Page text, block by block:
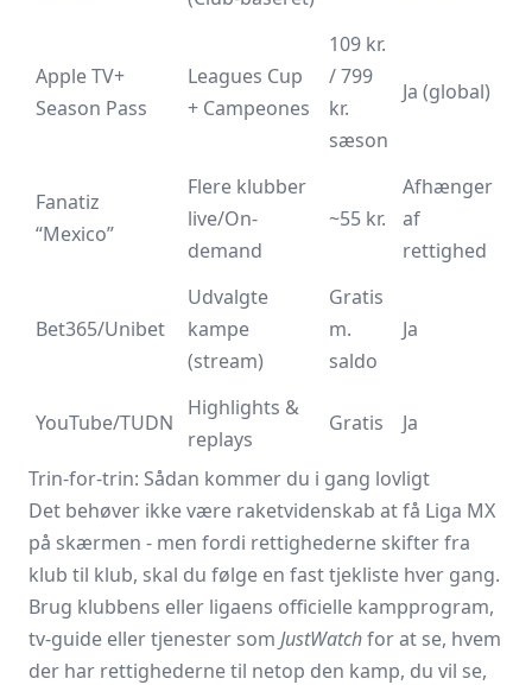
Apple TV+
Season Pass
Leagues Cup
+ Campeones
109 kr.
/ 799
kr.
sæson
Ja (global)
Fanatiz
“Mexico”
Flere klubber
live/On-
demand
~55 kr.
Afhænger
af
rettighed
Bet365/Unibet
Udvalgte
kampe
(stream)
Gratis
m.
saldo
Ja
YouTube/TUDN
Highlights &
replays
Gratis Ja
Trin-for-trin: Sådan kommer du i gang lovligt
Det behøver ikke være raketvidenskab at få Liga MX
på skærmen - men fordi rettighederne skifter fra
klub til klub, skal du følge en fast tjekliste hver gang.
Brug klubbens eller ligaens officielle kampprogram,
tv-guide eller tjenester som JustWatchfor at se, hvem
der har rettighederne til netop den kamp, du vil se,